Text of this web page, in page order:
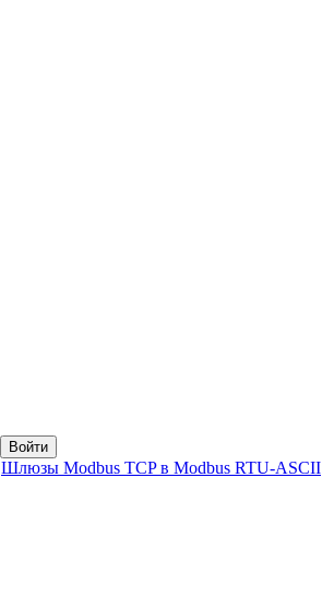
Шлюзы Modbus TCP в Modbus RTU-ASCII